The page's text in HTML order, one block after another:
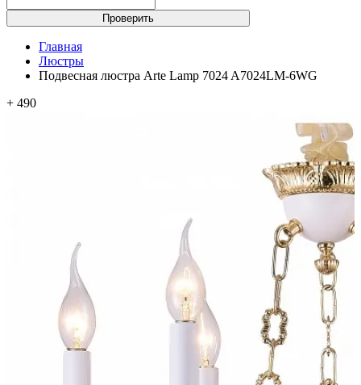
Проверить
Главная
Люстры
Подвесная люстра Arte Lamp 7024 A7024LM-6WG
+ 490